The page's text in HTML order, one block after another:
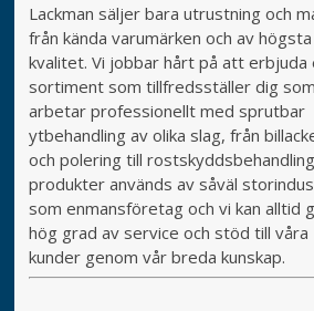
Lackman säljer bara utrustning och
från kända varumärken och av högsta
kvalitet. Vi jobbar hårt på att
sortiment som tillfredsställer dig som
arbetar professionellt med sprutbar
ytbehandling av olika slag, från
och polering till
produkter används av såväl
som enmansföretag och vi kan alltid
hög grad av service och stöd till våra
kunder genom vår breda kunskap.